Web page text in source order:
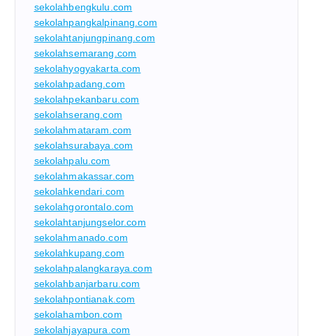
sekolahbengkulu.com
sekolahpangkalpinang.com
sekolahtanjungpinang.com
sekolahsemarang.com
sekolahyogyakarta.com
sekolahpadang.com
sekolahpekanbaru.com
sekolahserang.com
sekolahmataram.com
sekolahsurabaya.com
sekolahpalu.com
sekolahmakassar.com
sekolahkendari.com
sekolahgorontalo.com
sekolahtanjungselor.com
sekolahmanado.com
sekolahkupang.com
sekolahpalangkaraya.com
sekolahbanjarbaru.com
sekolahpontianak.com
sekolahambon.com
sekolahjayapura.com